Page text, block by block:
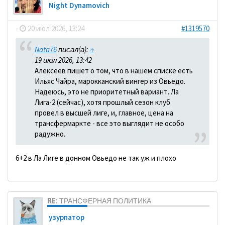
Night Dynamovich
- 20 июл 2026, 13:24 #1319570
Nata76писал(а): ↑
19 июл 2026, 13:42
Алексеев пишет о том, что в нашем списке есть
Ильяс Чайра, марокканский вингер из Овьедо.
Надеюсь, это не приоритетный вариант. Ла
Лига-2 (сейчас), хотя прошлый сезон клуб
провел в высшей лиге, и, главное, цена на
трансфермаркте - все это выглядит не особо
радужно.
6+2 в Ла Лиге в донном Овьедо не так уж и плохо
RE: ТРАНСФЕРНАЯ ПОЛИТИКА
узурпатор